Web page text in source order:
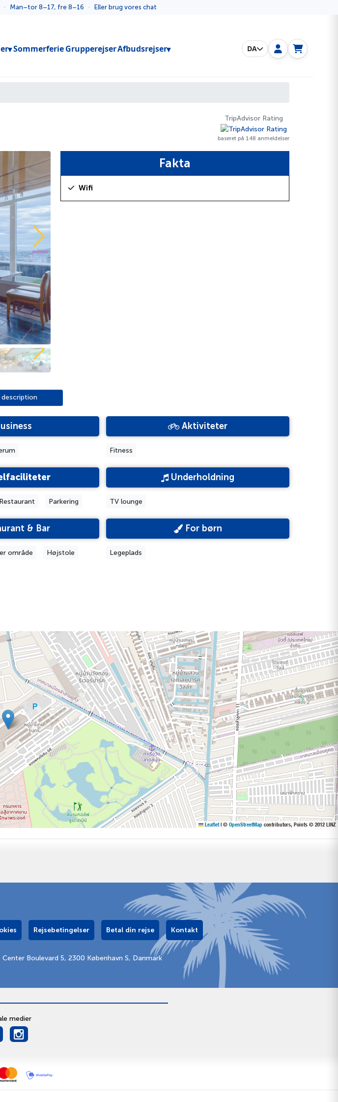
· Man–tor 8–17, fre 8–16 · Eller brug vores chat
Toggle submenu
SommerferieGrupperejserAfbudsrejserToggle submenu DA
TripAdvisor Rating
baseret på 148 anmeldelser
Fakta
Wifi
Restaurant Parkering
& Bar
område Højstole
Aktiviteter
Fitness
Underholdning
TV lounge
For børn
Legeplads
Leaflet | © OpenStreetMap contributors, Points © 2012 LINZ
Rejsebetingelser Betal din rejse Kontakt
Boulevard 5, 2300 København S, Danmark
medier